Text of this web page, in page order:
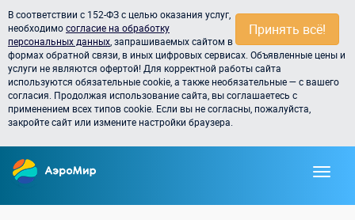
Принять всё!
В соответствии с 152-ФЗ с целью оказания услуг,
необходимосогласие на обработку
персональных данных , запрашиваемых сайтом в
формах обратной связи, в иных цифровых сервисах. Объявленные цены и
услуги не являются офертой! Для корректной работы сайта
используются обязательные cookie, а также необязательные — с вашего
согласия. Продолжая использование сайта, вы соглашаетесь с
применением всех типов cookie. Если вы не согласны, пожалуйста,
закройте сайт или измените настройки браузера.